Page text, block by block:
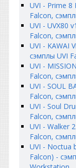
UVI - Prime 8
Falcon,
UVI - UVX80
Falcon,
UVI - KAWAI
сэмплы UVI
UVI -
Falcon,
UVI - SOUL
Falcon,
UVI - Soul
Falcon,
UVI - Walker
Falcon,
UVI - Noctua
Falcon) -